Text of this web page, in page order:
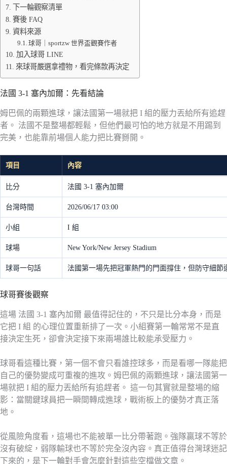
下一輪觀察清單
賽後 FAQ
資料來源
球哥｜sportzw 世界盃觀賽作者
加入球哥 LINE
來球哥嚴選拿禮物，看完條款再決定
法國 3-1 塞內加爾：先看結論
姆巴佩的兩顆進球，讓法國第一場就把 I 組的壓力丟給所有追趕
者。 法國不是整場都輕鬆，但他們最可怕的地方就是不用踢到
完美，也能靠前場個人能力把比賽掰開。
項目 內容
比分 法國 3-1 塞內加爾
台灣時間 2026/06/17 03:00
小組 I 組
球場 New York/New Jersey Stadium
球哥一句話 法國第一場先把冠軍熱門的門面撐住，但防守細節
球哥賽後觀察
這場 法國 3-1 塞內加爾 最值得記住的，不只是比分本身，而是
它把 I 組 的心理位置重新排了一次。小組賽第一輪常常不是直
接決定生死，卻會決定接下來兩場誰比較能承受壓力。
球哥看這種比賽，第一個不會只看誰控球多，而是看哪一隊能把
自己的優勢變成可重複的進攻。姆巴佩的兩顆進球，讓法國第一
場就把 I 組的壓力丟給所有追趕者。 這一句其實就是整場的縮
影：當關鍵球員把一瞬間轉成進球，戰術板上的優勢才真正落
地。
從風險角度看，這場也不能被單一比分帶著跑。強隊贏球不等於
沒有破綻，弱隊輸球也不等於完全沒內容。真正值得台灣球迷記
下來的，是下一輪對手會怎麼針對這些空檔做文章。